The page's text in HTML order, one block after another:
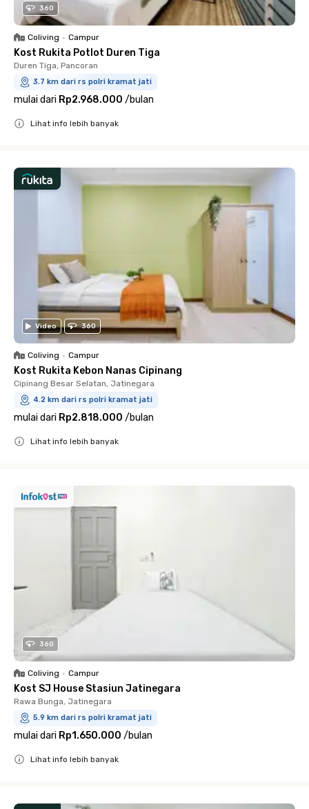
360
Coliving • Campur
Kost Rukita Potlot Duren Tiga
Duren Tiga, Pancoran
3.7 km dari rs polri kramat jati
mulai dari Rp2.968.000 /bulan
Lihat info lebih banyak
Video 360
Coliving • Campur
Kost Rukita Kebon Nanas Cipinang
Cipinang Besar Selatan, Jatinegara
4.2 km dari rs polri kramat jati
mulai dari Rp2.818.000 /bulan
Lihat info lebih banyak
360
Coliving • Campur
Kost SJ House Stasiun Jatinegara
Rawa Bunga, Jatinegara
5.9 km dari rs polri kramat jati
mulai dari Rp1.650.000 /bulan
Lihat info lebih banyak